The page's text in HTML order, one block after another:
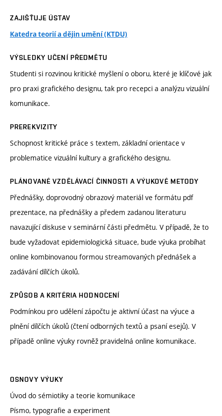
ZAJIŠŤUJE ÚSTAV
Katedra teorií a dějin umění (KTDU)
VÝSLEDKY UČENÍ PŘEDMĚTU
Studenti si rozvinou kritické myšlení o oboru, které je klíčové jak
pro praxi grafického designu, tak pro recepci a analýzu vizuální
komunikace.
PREREKVIZITY
Schopnost kritické práce s textem, základní orientace v
problematice vizuální kultury a grafického designu.
PLÁNOVANÉ VZDĚLÁVACÍ ČINNOSTI A VÝUKOVÉ METODY
Přednášky, doprovodný obrazový materiál ve formátu pdf
prezentace, na přednášky a předem zadanou literaturu
navazující diskuse v seminární části předmětu. V případě, že to
bude vyžadovat epidemiologická situace, bude výuka probíhat
online kombinovanou formou streamovaných přednášek a
zadávání dílčích úkolů.
ZPŮSOB A KRITÉRIA HODNOCENÍ
Podmínkou pro udělení zápočtu je aktivní účast na výuce a
plnění dílčích úkolů (čtení odborných textů a psaní esejů). V
případě online výuky rovněž pravidelná online komunikace.
OSNOVY VÝUKY
Úvod do sémiotiky a teorie komunikace
Písmo, typografie a experiment